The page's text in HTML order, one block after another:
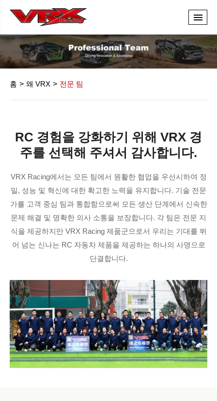
홈 왜 VRX 전문 팀
RC 경험을 강화하기 위해 VRX 경
주를 선택해 주셔서 감사합니다.
VRX Racing에서는 모든 팀에서 원활한 협업을 우선시하여 정
밀, 성능 및 혁신에 대한 확고한 노력을 유지합니다. 기술 전문
가를 고객 중심 팀과 통합함으로써 모든 생산 단계에서 신속한
문제 해결 및 명확한 의사 소통을 보장합니다. 각 팀은 전문 지
식을 제공하지만 VRX Racing 제품군으로서 우리는 기대를 뛰
어 넘는 신나는 RC 자동차 제품을 제공하는 하나의 사명으로
단결합니다.